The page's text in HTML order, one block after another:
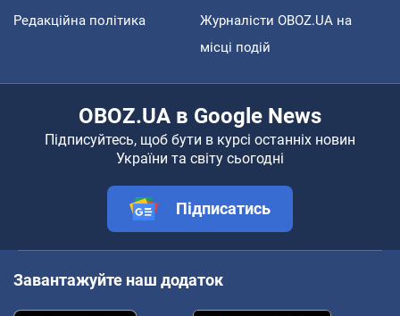
Редакційна політика
Журналісти OBOZ.UA на
місці подій
OBOZ.UA в Google News
Підписуйтесь, щоб бути в курсі останніх новин
України та світу сьогодні
Підписатись
Завантажуйте наш додаток